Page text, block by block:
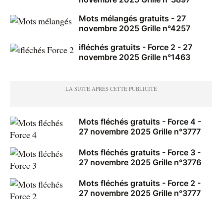
Mots mélangés gratuits - 27
novembre 2025 Grille n°4257
ifléchés gratuits - Force 2 - 27
novembre 2025 Grille n°1463
Mots fléchés gratuits - Force 4 -
27 novembre 2025 Grille n°3777
Mots fléchés gratuits - Force 3 -
27 novembre 2025 Grille n°3776
Mots fléchés gratuits - Force 2 -
27 novembre 2025 Grille n°3777